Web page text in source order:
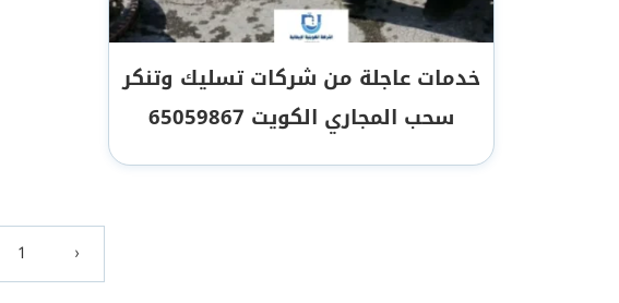
خدمات عاجلة من شركات تسليك وتنكر
سحب المجاري الكويت 65059867
‹
1